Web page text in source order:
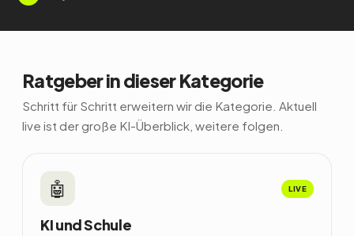
Ratgeber in dieser Kategorie
Schritt für Schritt erweitern wir die Kategorie. Aktuell
live ist der große KI-Überblick, weitere folgen.
🤖 LIVE
KI und Schule